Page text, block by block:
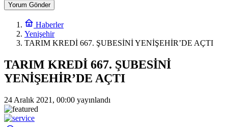
Yorum Gönder
Haberler
Yenişehir
TARIM KREDİ 667. ŞUBESİNİ YENİŞEHİR’DE AÇTI
TARIM KREDİ 667. ŞUBESİNİ
YENİŞEHİR’DE AÇTI
24 Aralık 2021, 00:00 yayınlandı